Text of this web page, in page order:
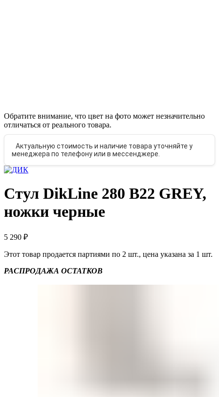
Обратите внимание, что цвет на фото может незначительно
отличаться от реального товара.
Актуальную стоимость и наличие товара уточняйте у
менеджера по телефону или в мессенджере.
Стул DikLine 280 B22 GREY,
ножки черные
5 290 ₽
Этот товар продается партиями по 2 шт., цена указана за 1 шт.
РАСПРОДАЖА ОСТАТКОВ